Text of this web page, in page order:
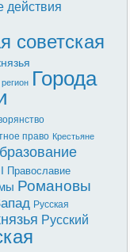
действия
советская
Города
право Крестьяне
Православие
Романовы
Русская
Русский